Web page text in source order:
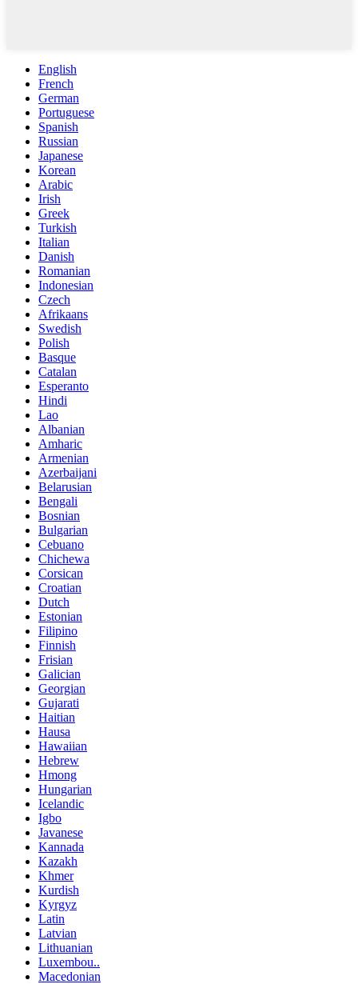
English
French
German
Portuguese
Spanish
Russian
Japanese
Korean
Arabic
Irish
Greek
Turkish
Italian
Danish
Romanian
Indonesian
Czech
Afrikaans
Swedish
Polish
Basque
Catalan
Esperanto
Hindi
Lao
Albanian
Amharic
Armenian
Azerbaijani
Belarusian
Bengali
Bosnian
Bulgarian
Cebuano
Chichewa
Corsican
Croatian
Dutch
Estonian
Filipino
Finnish
Frisian
Galician
Georgian
Gujarati
Haitian
Hausa
Hawaiian
Hebrew
Hmong
Hungarian
Icelandic
Igbo
Javanese
Kannada
Kazakh
Khmer
Kurdish
Kyrgyz
Latin
Latvian
Lithuanian
Luxembou..
Macedonian